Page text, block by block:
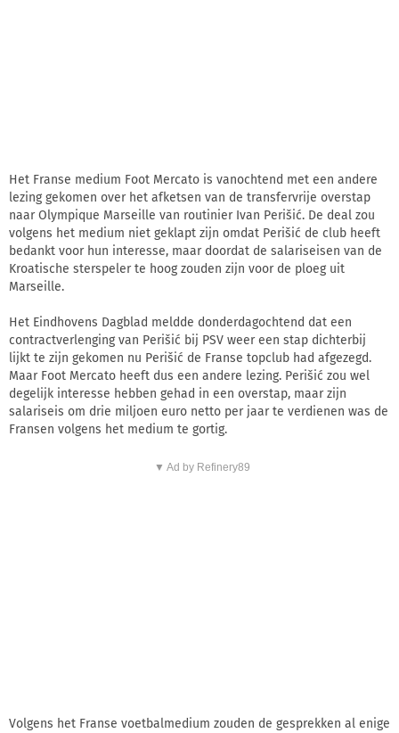
Het Franse medium Foot Mercato is vanochtend met een andere
lezing gekomen over het afketsen van de transfervrije overstap
naar Olympique Marseille van routinier Ivan Perišić. De deal zou
volgens het medium niet geklapt zijn omdat Perišić de club heeft
bedankt voor hun interesse, maar doordat de salariseisen van de
Kroatische sterspeler te hoog zouden zijn voor de ploeg uit
Marseille.
Het Eindhovens Dagblad meldde donderdagochtend dat een
contractverlenging van Perišić bij PSV weer een stap dichterbij
lijkt te zijn gekomen nu Perišić de Franse topclub had afgezegd.
Maar Foot Mercato heeft dus een andere lezing. Perišić zou wel
degelijk interesse hebben gehad in een overstap, maar zijn
salariseis om drie miljoen euro netto per jaar te verdienen was de
Fransen volgens het medium te gortig.
▼ Ad by Refinery89
Volgens het Franse voetbalmedium zouden de gesprekken al enige